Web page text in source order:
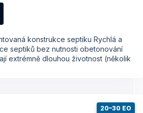
konstrukce septiku Rychlá a
septiků bez nutnosti obetonování
extrémně dlouhou životnost (několik
20–30 EO